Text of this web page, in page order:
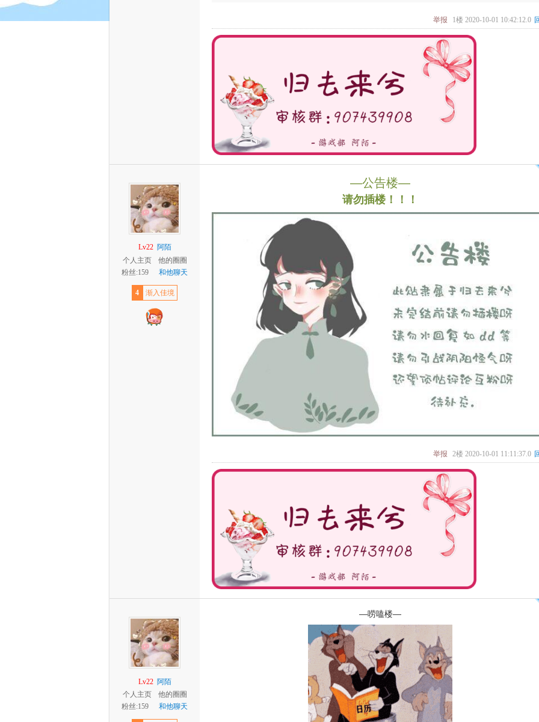
举报 1楼 2020-10-01 10:42:12.0
Lv22 阿陌
个人主页
他的圈圈
粉丝:159
和他聊天
4 渐入佳境
—公告楼—
请勿插楼！！！
举报 2楼 2020-10-01 11:11:37.0
Lv22 阿陌
个人主页
他的圈圈
粉丝:159
和他聊天
—唠嗑楼—